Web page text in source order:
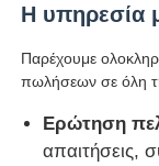
Η υπηρεσία
Παρέχουμε
πωλήσεων σε όλη
Ερώτηση
απαιτήσεις,